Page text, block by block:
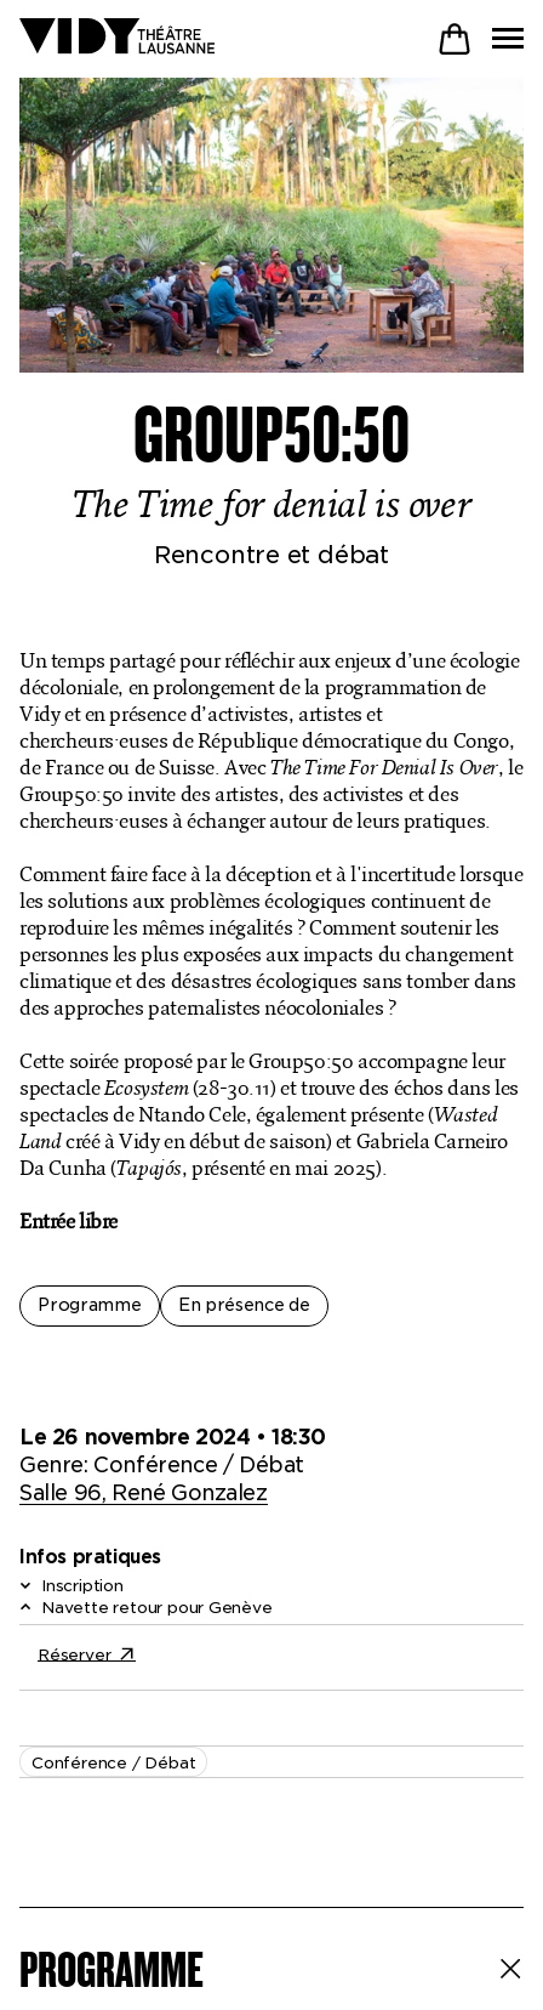
AU PROGRAMME
PARTICIPER
VENIR À VIDY
Productions
Billetterie en ligne
GROUP50:50
The Time for denial is over
Rencontre et débat
Un temps partagé pour réfléchir aux enjeux d’une écologie
décoloniale, en prolongement de la programmation de
Vidy et en présence d’activistes, artistes et
chercheurs·euses de République démocratique du Congo,
de France ou de Suisse. AvecThe Time For Denial Is Over, le
Group50:50 invite des artistes, des activistes et des
chercheurs·euses à échanger autour de leurs pratiques.
Comment faire face à la déception et à l'incertitude lorsque
les solutions aux problèmes écologiques continuent de
reproduire les mêmes inégalités ? Comment soutenir les
personnes les plus exposées aux impacts du changement
climatique et des désastres écologiques sans tomber dans
des approches paternalistes néocoloniales ?
Cette soirée proposé par le Group50:50 accompagne leur
spectacleEcosystem(28-30.11) et trouve des échos dans les
spectacles de Ntando Cele, également présente (Wasted
Landcréé à Vidy en début de saison) et Gabriela Carneiro
Da Cunha (Tapajós, présenté en mai 2025).
Entrée libre
Programme En présence de
Le 26 novembre 2024 • 18:30
Genre: Conférence / Débat
Salle 96, René Gonzalez
Infos pratiques
Inscription
Navette retour pour Genève
Réserver
Conférence / Débat
PROGRAMME